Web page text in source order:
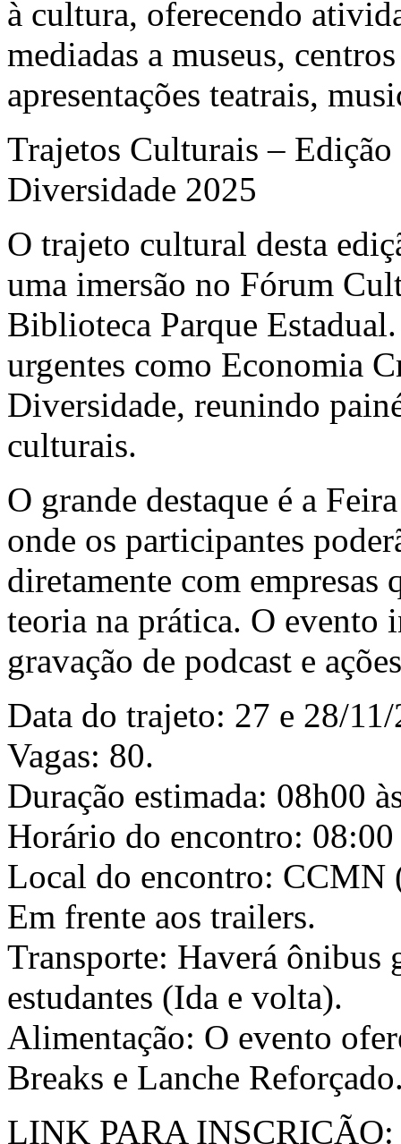
à cultura, oferecendo
mediadas a museus,
apresentações teatrais,
Trajetos Culturais –
Diversidade 2025
O trajeto cultural desta
uma imersão no Fórum
Biblioteca Parque
urgentes como Economia
Diversidade, reunindo
culturais.
O grande destaque é a
onde os participantes
diretamente com empresas
teoria na prática. O evento
gravação de podcast e
Data do trajeto: 27 e 28/
Vagas: 80.
Duração estimada: 08h00
Horário do encontro: 08:00
Local do encontro: CCMN
Em frente aos trailers.
Transporte: Haverá ônibus
estudantes (Ida e volta).
Alimentação: O evento
Breaks e Lanche
LINK PARA INSCRIÇÃO: